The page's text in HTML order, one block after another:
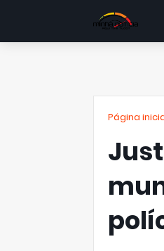
Página